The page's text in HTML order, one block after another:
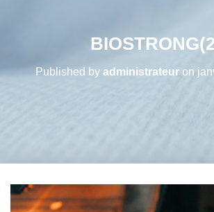
Published by administrateuron